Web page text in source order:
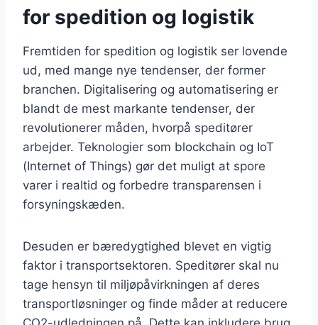
for spedition og logistik
Fremtiden for spedition og logistik ser lovende
ud, med mange nye tendenser, der former
branchen. Digitalisering og automatisering er
blandt de mest markante tendenser, der
revolutionerer måden, hvorpå speditører
arbejder. Teknologier som blockchain og IoT
(Internet of Things) gør det muligt at spore
varer i realtid og forbedre transparensen i
forsyningskæden.
Desuden er bæredygtighed blevet en vigtig
faktor i transportsektoren. Speditører skal nu
tage hensyn til miljøpåvirkningen af deres
transportløsninger og finde måder at reducere